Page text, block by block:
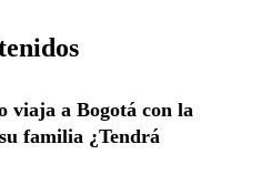
viaja a Bogotá con la
familia ¿Tendrá